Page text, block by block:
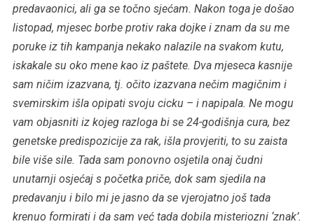
predavaonici, ali ga se točno sjećam. Nakon toga je došao
listopad, mjesec borbe protiv raka dojke i znam da su me
poruke iz tih kampanja nekako nalazile na svakom kutu,
iskakale su oko mene kao iz paštete. Dva mjeseca kasnije
sam ničim izazvana, tj. očito izazvana nečim magičnim i
svemirskim išla opipati svoju cicku – i napipala. Ne mogu
vam objasniti iz kojeg razloga bi se 24-godišnja cura, bez
genetske predispozicije za rak, išla provjeriti, to su zaista
bile više sile. Tada sam ponovno osjetila onaj čudni
unutarnji osjećaj s početka priče, dok sam sjedila na
predavanju i bilo mi je jasno da se vjerojatno još tada
krenuo formirati i da sam već tada dobila misteriozni ‘znak’.